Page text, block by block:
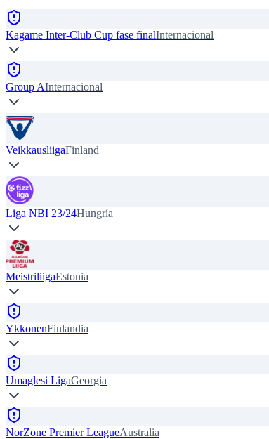
Kagame Inter-Club Cup fase finalInternacional
Group AInternacional
VeikkausliigaFinland
Liga NBI 23/24Hungría
MeistriliigaEstonia
YkkonenFinlandia
Umaglesi LigaGeorgia
NorZone Premier LeagueAustralia